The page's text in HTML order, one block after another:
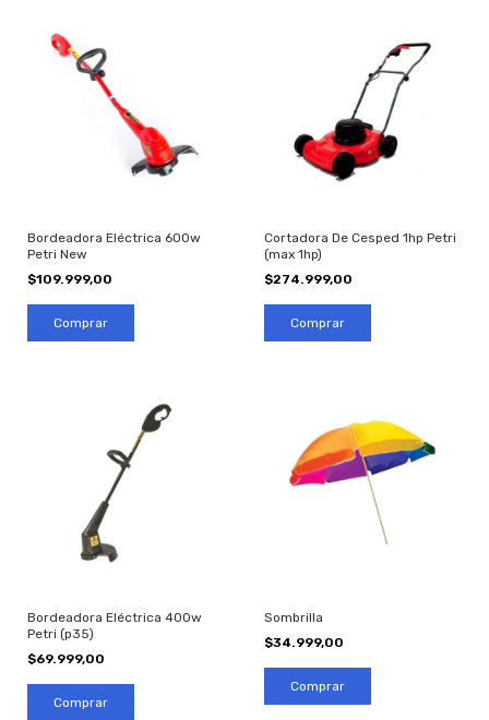
Bordeadora Eléctrica 600w
Petri New
$109.999,00
Cortadora De Cesped 1hp Petri
(max 1hp)
$274.999,00
Bordeadora Eléctrica 400w
Petri (p35)
$69.999,00
Sombrilla
$34.999,00